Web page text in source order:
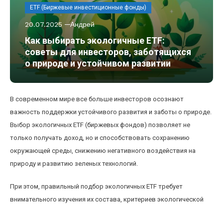
ETF (Биржевые инвестиционные фонды)
20.07.2025 Андрей
Как выбирать экологичные ETF:
советы для инвесторов, заботящихся
о природе и устойчивом развитии
В современном мире все больше инвесторов осознают
важность поддержки устойчивого развития и заботы о природе.
Выбор экологичных ETF (биржевых фондов) позволяет не
только получать доход, но и способствовать сохранению
окружающей среды, снижению негативного воздействия на
природу и развитию зеленых технологий.
При этом, правильный подбор экологичных ETF требует
внимательного изучения их состава, критериев экологической